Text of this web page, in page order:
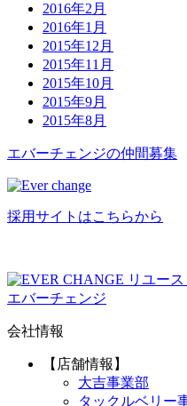
2016年2月
2016年1月
2015年12月
2015年11月
2015年10月
2015年9月
2015年8月
エバーチ ェ ンジの仲間募集
採用サイトはこちらから
リユー
エバーチェンジ
会社情報
【店舗情報】
大吉事業部
タックルベリー